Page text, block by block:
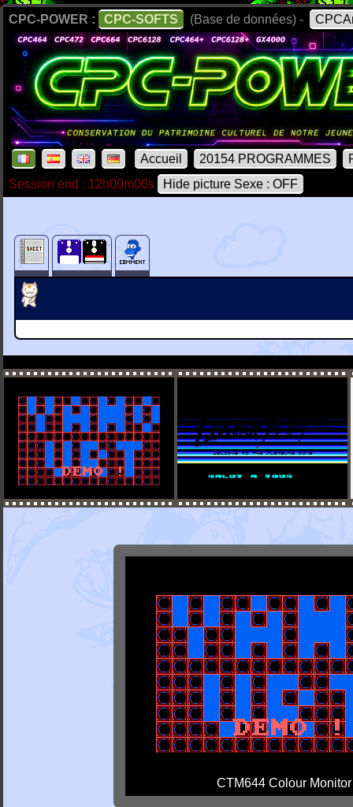
CPC-POWER : CPC-SOFTS (Base de données) -
Accueil 20154 PROGRAMMES
Session end : 12h00m00s
Hide picture Sexe : OFF
CTM644 Colour Monitor